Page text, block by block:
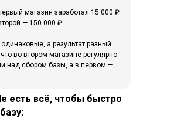
магазин заработал 15 000 ₽
— 150 000 ₽
а результат разный.
во втором магазине регулярно
над сбором базы, а в первом —
есть всё, чтобы быстро